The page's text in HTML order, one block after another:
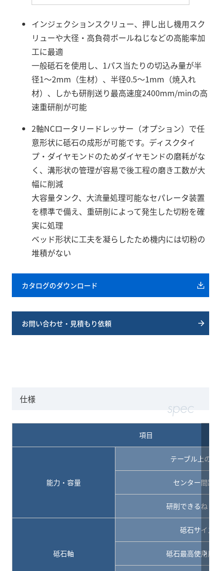
インジェクションスクリュー、押し出し機用スク
リューや大径・高負荷ボールねじなどの高能率加
工に最適
一般砥石を使用し、1パス当たりの切込み量が半
径1～2mm（生材）、半径0.5～1mm（焼入れ
材）、しかも研削送り最高速度2400mm/minの高
速重研削が可能
2軸NCロータリードレッサー（オプション）で任
意形状に砥石の成形が可能です。ディスクタイ
プ・ダイヤモンドのためダイヤモンドの磨耗がな
く、溝形状の管理が容易で後工程の磨き工数が大
幅に削減
大容量タンク、大流量処理可能なセパレータ装置
を標準で備え、重研削によって発生した切粉を確
実に処理
ベッド形状に工夫を凝らしたため機内には切粉の
堆積がない
カタログのダウンロード
お問い合わせ・見積もり依頼
仕様
項目
能力・容量
テーブル上の振
センター間距離
研削できるねじ
砥石軸
砥石サイズ
砥石最高使用周